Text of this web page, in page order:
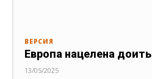
ВЕРСИЯ
Европа нацелена доить
13/05/2025